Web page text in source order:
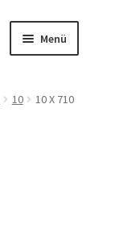
Menü
10 10 X 710